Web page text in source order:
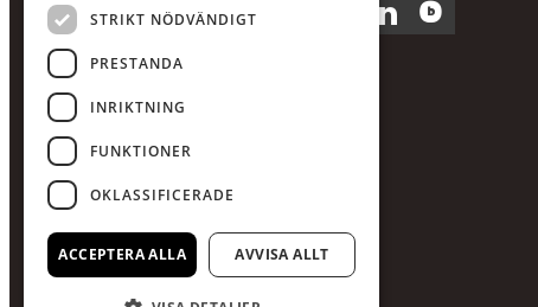
FacebookInstagram
LinkedInBlocket
STRIKT NÖDVÄNDIGT
PRESTANDA
INRIKTNING
FUNKTIONER
OKLASSIFICERADE
ACCEPTERA ALLA AVVISA ALLT